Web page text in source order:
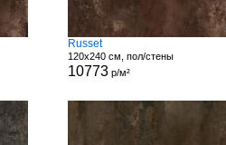
Russet
120x240 см, пол/стены
10773р/м²